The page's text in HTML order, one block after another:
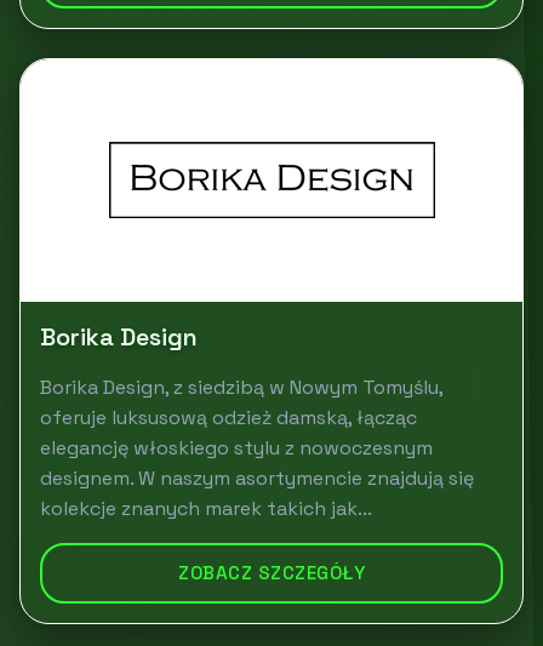
Borika Design
Borika Design, z siedzibą w Nowym Tomyślu,
oferuje luksusową odzież damską, łącząc
elegancję włoskiego stylu z nowoczesnym
designem. W naszym asortymencie znajdują się
kolekcje znanych marek takich jak...
ZOBACZ SZCZEGÓŁY